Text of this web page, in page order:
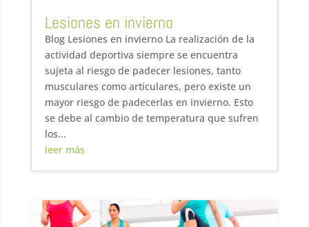
Lesiones en invierno
Blog Lesiones en invierno La realización de la
actividad deportiva siempre se encuentra
sujeta al riesgo de padecer lesiones, tanto
musculares como articulares, pero existe un
mayor riesgo de padecerlas en invierno. Esto
se debe al cambio de temperatura que sufren
los...
leer más